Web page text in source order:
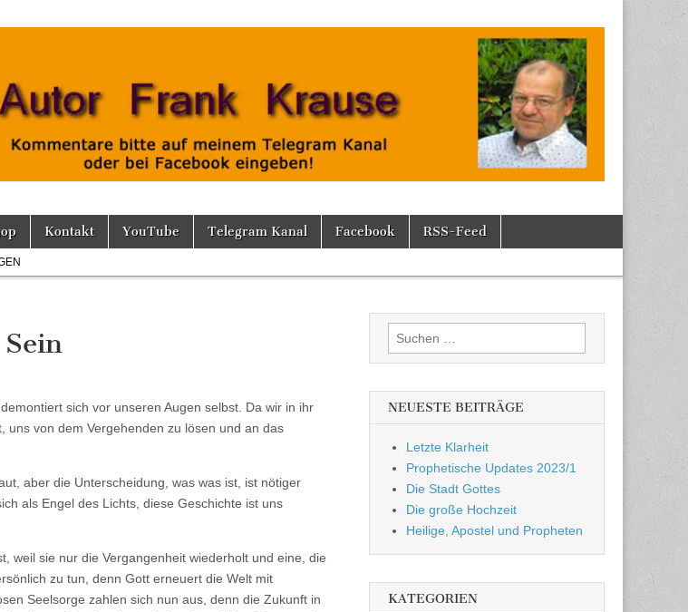
Kontakt YouTube Telegram Kanal Facebook RSS-Feed
sich vor unseren Augen selbst. Da wir in ihr
uns von dem Vergehenden zu lösen und an das
aber die Unterscheidung, was was ist, ist nötiger
als Engel des Lichts, diese Geschichte ist uns
weil sie nur die Vergangenheit wiederholt und eine, die
zu tun, denn Gott erneuert die Welt mit
Seelsorge zahlen sich nun aus, denn die Zukunft in
Suchen
nach:
NEUESTE BEITRÄGE
Letzte Klarheit
Prophetische Updates 2023/1
Die Stadt Gottes
Die große Hochzeit
Heilige, Apostel und Propheten
KATEGORIEN